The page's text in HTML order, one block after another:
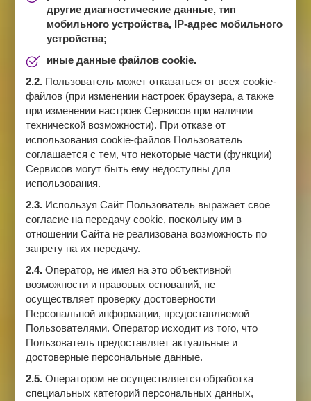
другие диагностические данные, тип
мобильного устройства, IP-адрес мобильного
устройства;
иные данные файлов cookie.
2.2. Пользователь может отказаться от всех cookie-
файлов (при изменении настроек браузера, а также
при изменении настроек Сервисов при наличии
технической возможности). При отказе от
использования cookie-файлов Пользователь
соглашается с тем, что некоторые части (функции)
Сервисов могут быть ему недоступны для
использования.
2.3. Используя Сайт Пользователь выражает свое
согласие на передачу cookie, поскольку им в
отношении Сайта не реализована возможность по
запрету на их передачу.
2.4. Оператор, не имея на это объективной
возможности и правовых оснований, не
осуществляет проверку достоверности
Персональной информации, предоставляемой
Пользователями. Оператор исходит из того, что
Пользователь предоставляет актуальные и
достоверные персональные данные.
2.5. Оператором не осуществляется обработка
специальных категорий персональных данных,